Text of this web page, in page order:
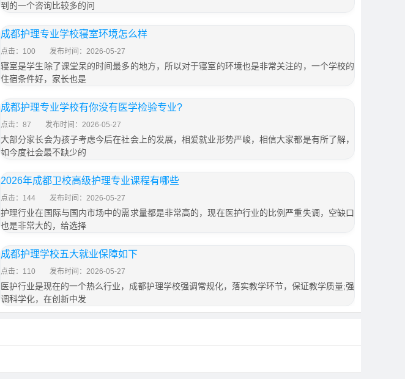
到的一个咨询比较多的问
成都护理专业学校寝室环境怎么样
点击：100 发布时间：2026-05-27
寝室是学生除了课堂呆的时间最多的地方，所以对于寝室的环境也是非常关注的，一个学校的
住宿条件好，家长也是
成都护理专业学校有你没有医学检验专业?
点击：87 发布时间：2026-05-27
大部分家长会为孩子考虑今后在社会上的发展，相爱就业形势严峻，相信大家都是有所了解，
如今度社会最不缺少的
2026年成都卫校高级护理专业课程有哪些
点击：144 发布时间：2026-05-27
护理行业在国际与国内市场中的需求量都是非常高的，现在医护行业的比例严重失调，空缺口
也是非常大的，给选择
成都护理学校五大就业保障如下
点击：110 发布时间：2026-05-27
医护行业是现在的一个热么行业，成都护理学校强调常规化，落实教学环节，保证教学质量;强
调科学化，在创新中发